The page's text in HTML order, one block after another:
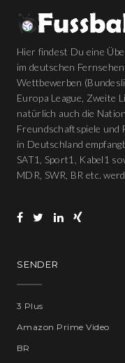
Hier findest Du eine
im deutschen
Wettbewerben
Europa League, Zweite
natürlich auch die
Freundschaftspiele und
in Deutschland
SAT1, Sport1, Kabel1
MDR, SWR, BR etc.
SENDER
3 Plus
Amazon Prime Video
BR